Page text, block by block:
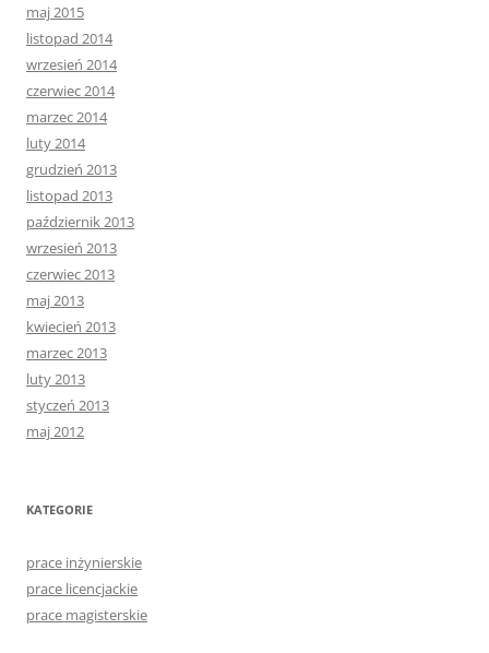
maj 2015
listopad 2014
wrzesień 2014
czerwiec 2014
marzec 2014
luty 2014
grudzień 2013
listopad 2013
październik 2013
wrzesień 2013
czerwiec 2013
maj 2013
kwiecień 2013
marzec 2013
luty 2013
styczeń 2013
maj 2012
KATEGORIE
prace inżynierskie
prace licencjackie
prace magisterskie